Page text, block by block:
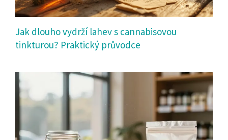
Jak dlouho vydrží lahev s cannabisovou
tinkturou? Praktický průvodce